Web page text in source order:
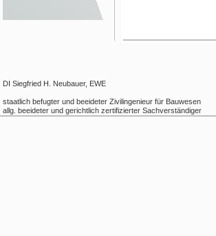
DI Siegfried H. Neubauer, EWE
staatlich befugter und beeideter Zivilingenieur für Bauwesen
allg. beeideter und gerichtlich zertifizierter Sachverständiger